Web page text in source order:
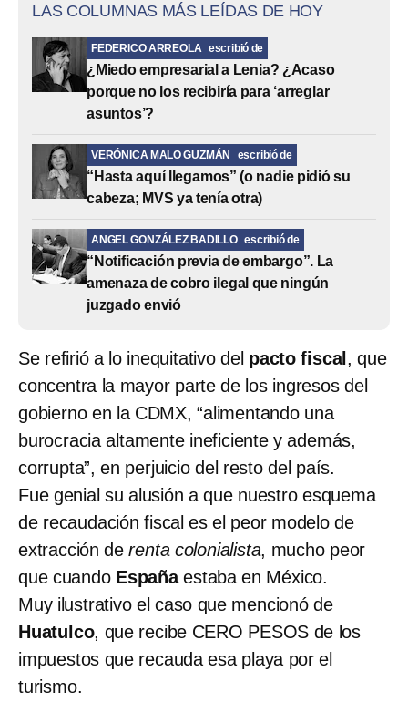
LAS COLUMNAS MÁS LEÍDAS DE HOY
FEDERICO ARREOLA escribió de
¿Miedo empresarial a Lenia? ¿Acaso
porque no los recibiría para ‘arreglar
asuntos’?
VERÓNICA MALO GUZMÁN escribió de
“Hasta aquí llegamos” (o nadie pidió su
cabeza; MVS ya tenía otra)
ANGEL GONZÁLEZ BADILLO escribió de
“Notificación previa de embargo”. La
amenaza de cobro ilegal que ningún
juzgado envió
Se refirió a lo inequitativo del pacto fiscal , que
concentra la mayor parte de los ingresos del
gobierno en la CDMX, “alimentando una
burocracia altamente ineficiente y además,
corrupta”, en perjuicio del resto del país.
Fue genial su alusión a que nuestro esquema
de recaudación fiscal es el peor modelo de
extracción derenta colonialista, mucho peor
que cuando Españaestaba en México.
Muy ilustrativo el caso que mencionó de
Huatulco, que recibe CERO PESOS de los
impuestos que recauda esa playa por el
turismo.